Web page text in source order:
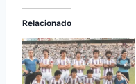
Relacionado